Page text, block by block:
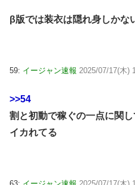
β版では装衣は隠れ身しかな
59: イージャン速報 2025/07/17(木)
>>54
割と初動で稼ぐの一点に関
イカれてる